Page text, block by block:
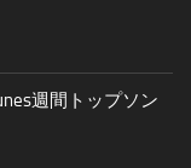
週間トップソン